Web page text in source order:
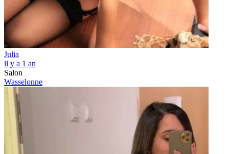
Julia
il y a 1 an
Salon
Wasselonne